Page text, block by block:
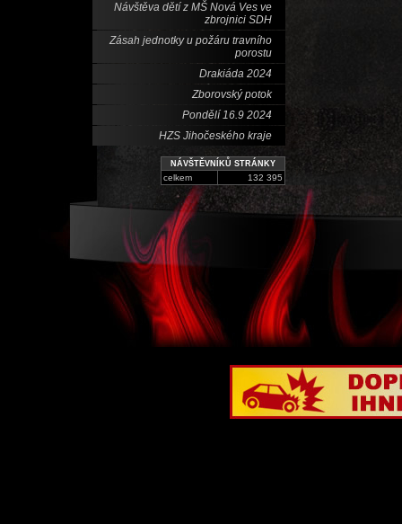
Návštěva dětí z MŠ Nová Ves ve
zbrojnici SDH
Zásah jednotky u požáru travního
porostu
Drakiáda 2024
Zborovský potok
Pondělí 16.9 2024
HZS Jihočeského kraje
NÁVŠTĚVNÍKŮ STRÁNKY
celkem 132 395